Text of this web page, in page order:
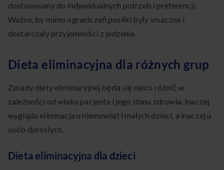
dostosowany do indywidualnych potrzeb i preferencji.
Ważne, by mimo ograniczeń posiłki były smaczne i
dostarczały przyjemności z jedzenia.
Dieta eliminacyjna dla różnych grup
Zasady diety eliminacyjnej będą się nieco różnić w
zależności od wieku pacjenta i jego stanu zdrowia. Inaczej
wygląda eliminacja u niemowląt i małych dzieci, a inaczej u
osób dorosłych.
Dieta eliminacyjna dla dzieci